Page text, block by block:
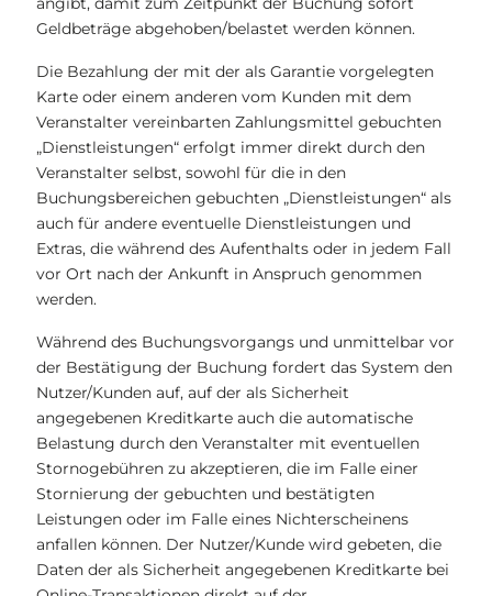
Geldbeträge abgehoben/belastet werden können.
Die Bezahlung der mit der als Garantie vorgelegten
Karte oder einem anderen vom Kunden mit dem
Veranstalter vereinbarten Zahlungsmittel gebuchten
„Dienstleistungen“ erfolgt immer direkt durch den
Veranstalter selbst, sowohl für die in den
Buchungsbereichen gebuchten „Dienstleistungen“ als
auch für andere eventuelle Dienstleistungen und
Extras, die während des Aufenthalts oder in jedem Fall
vor Ort nach der Ankunft in Anspruch genommen
werden.
Während des Buchungsvorgangs und unmittelbar vor
der Bestätigung der Buchung fordert das System den
Nutzer/Kunden auf, auf der als Sicherheit
angegebenen Kreditkarte auch die automatische
Belastung durch den Veranstalter mit eventuellen
Stornogebühren zu akzeptieren, die im Falle einer
Stornierung der gebuchten und bestätigten
Leistungen oder im Falle eines Nichterscheinens
anfallen können. Der Nutzer/Kunde wird gebeten, die
Daten der als Sicherheit angegebenen Kreditkarte bei